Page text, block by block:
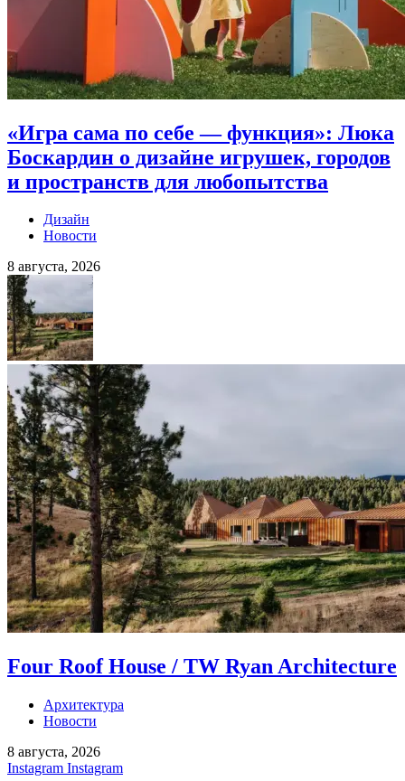
«Игра сама по себе — функция»: Люка
Боскардин о дизайне игрушек, городов
и пространств для любопытства
Дизайн
Новости
8 августа, 2026
Four Roof House / TW Ryan Architecture
Архитектура
Новости
8 августа, 2026
Instagram Instagram